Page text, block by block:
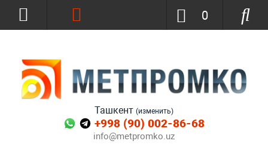
Ташкент (изменить)
+998 (90) 002-86-68
info@metpromko.uz
0